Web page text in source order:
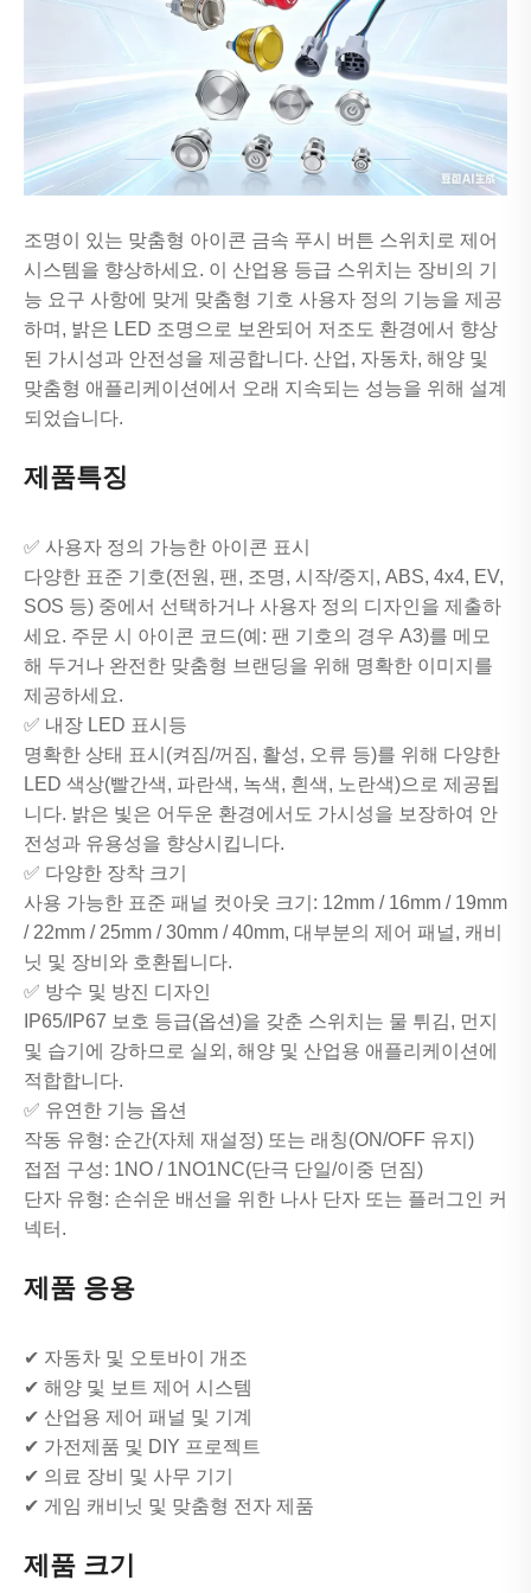
조명이 있는 맞춤형 아이콘 금속 푸시 버튼 스위치로 제어
시스템을 향상하세요. 이 산업용 등급 스위치는 장비의 기
능 요구 사항에 맞게 맞춤형 기호 사용자 정의 기능을 제공
하며, 밝은 LED 조명으로 보완되어 저조도 환경에서 향상
된 가시성과 안전성을 제공합니다. 산업, 자동차, 해양 및
맞춤형 애플리케이션에서 오래 지속되는 성능을 위해 설계
되었습니다.
제품특징
✅ 사용자 정의 가능한 아이콘 표시
다양한 표준 기호(전원, 팬, 조명, 시작/중지, ABS, 4x4, EV,
SOS 등) 중에서 선택하거나 사용자 정의 디자인을 제출하
세요. 주문 시 아이콘 코드(예: 팬 기호의 경우 A3)를 메모
해 두거나 완전한 맞춤형 브랜딩을 위해 명확한 이미지를
제공하세요.
✅ 내장 LED 표시등
명확한 상태 표시(켜짐/꺼짐, 활성, 오류 등)를 위해 다양한
LED 색상(빨간색, 파란색, 녹색, 흰색, 노란색)으로 제공됩
니다. 밝은 빛은 어두운 환경에서도 가시성을 보장하여 안
전성과 유용성을 향상시킵니다.
✅ 다양한 장착 크기
사용 가능한 표준 패널 컷아웃 크기: 12mm / 16mm / 19mm
/ 22mm / 25mm / 30mm / 40mm, 대부분의 제어 패널, 캐비
닛 및 장비와 호환됩니다.
✅ 방수 및 방진 디자인
IP65/IP67 보호 등급(옵션)을 갖춘 스위치는 물 튀김, 먼지
및 습기에 강하므로 실외, 해양 및 산업용 애플리케이션에
적합합니다.
✅ 유연한 기능 옵션
작동 유형: 순간(자체 재설정) 또는 래칭(ON/OFF 유지)
접점 구성: 1NO / 1NO1NC(단극 단일/이중 던짐)
단자 유형: 손쉬운 배선을 위한 나사 단자 또는 플러그인 커
넥터.
제품 응용
✔ 자동차 및 오토바이 개조
✔ 해양 및 보트 제어 시스템
✔ 산업용 제어 패널 및 기계
✔ 가전제품 및 DIY 프로젝트
✔ 의료 장비 및 사무 기기
✔ 게임 캐비닛 및 맞춤형 전자 제품
제품 크기